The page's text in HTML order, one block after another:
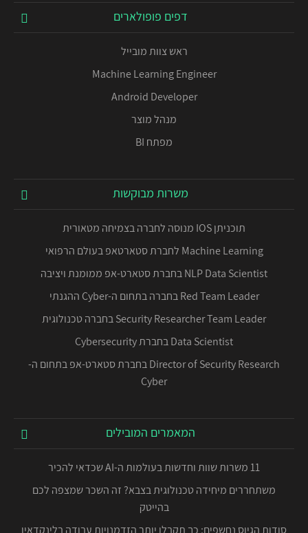
דפים פופולארים
ראש צוות מובייל
Machine Learning Engineer
Android Developer
מנהל מוצר
מפתח BI
משרות מבוקשות
תוכניתן IOS מנוסה לחברה בצמיחה מטאורית
Machine Learning לחברת סטארטאפ בעולם הרפואי
NLP Data Scientist בחברת סטארט-אפ ממומנת ויציבה
Red Team Leader בחברה בתחום ה-Cyber ההגנתי
Security Researcher Team Leader בחברה טכנולוגית
Data Scientist בחברת Cybersecurity
Director of Security Research בחברת סטארט-אפ בתחום ה-
Cyber
המאמרים המובילים
11 משרות שוות וחדשות בעולמות ה-AI שכדאי להכיר
משתחררים מיחידה טכנולוגית בצבא? זה השכר שמצפה לכם
בהייטק
סודות הגיוס נחשפים: כך תקבלו יותר הזדמנויות עבודה בלינקדאין